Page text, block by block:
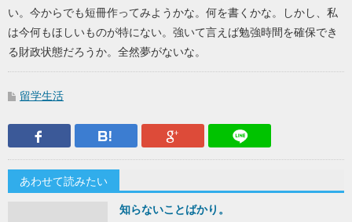
い。今からでも短冊作ってみようかな。何を書くかな。しかし、私
は今何もほしいものが特にない。強いて言えば勉強時間を確保でき
る財政状態だろうか。全然夢がないな。
留学生活
Facebook はてなブックマークGoogle Plus
あわせて読みたい
知らないことばかり。